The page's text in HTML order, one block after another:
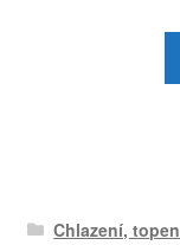
Chlazení,